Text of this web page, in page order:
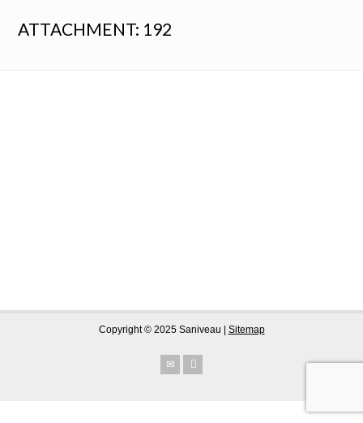
ATTACHMENT: 192
Copyright © 2025 Saniveau | Sitemap